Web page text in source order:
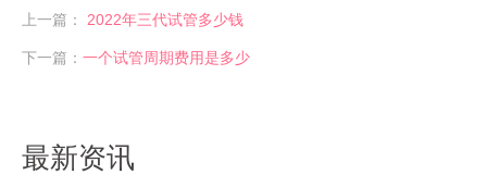
上一篇： 2022年三代试管多少钱
下一篇： 一个试管周期费用是多少
最新资讯